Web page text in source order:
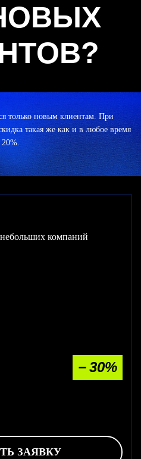
только новым клиентам. При
такая же как и в любое время
компаний
− 30%
ЗАЯВКУ